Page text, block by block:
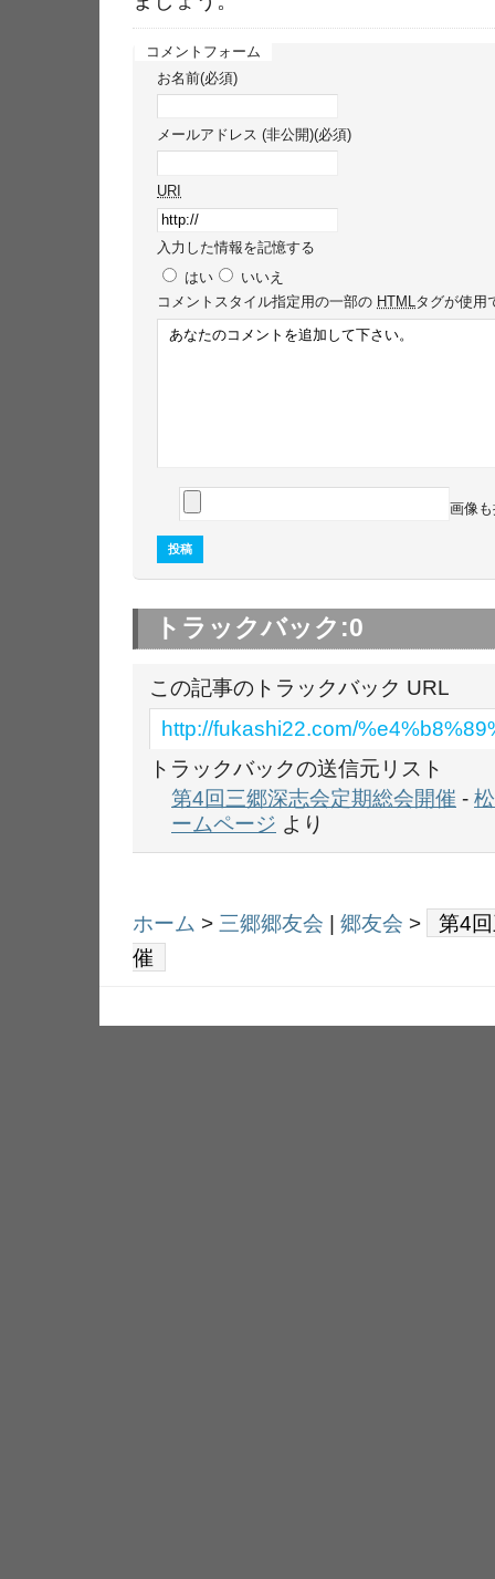
コメントフォーム
お名前(必須)
メールアドレス (非公開)(必須)
URI
入力した情報を記憶する
はい
いいえ
コメント スタイル指定用の一部の HTMLタグが使用
画像
トラックバック:0
この記事のトラックバック URL
http://fukashi22.com/
トラックバックの送信元リスト
第4回三郷深志会定期総会開催 -
ームページ より
ホーム > 三郷郷友会 | 郷友会 >
第4
催